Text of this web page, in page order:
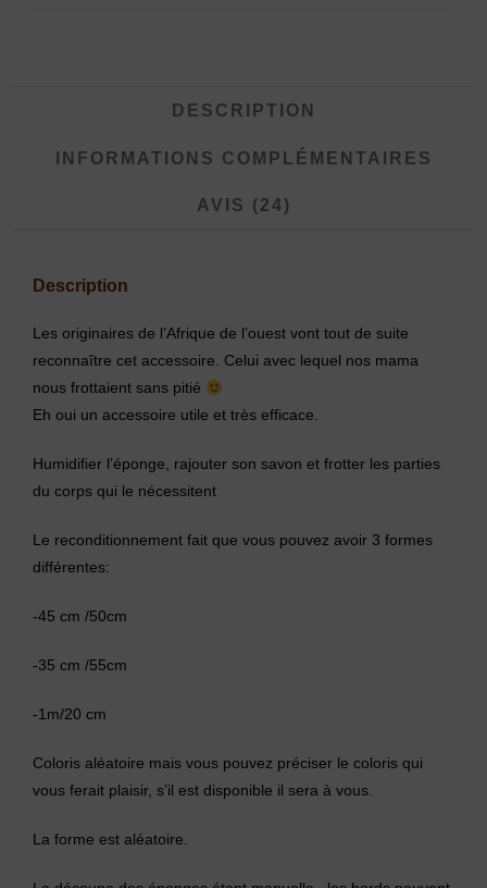
DESCRIPTION
INFORMATIONS COMPLÉMENTAIRES
AVIS (24)
Description
Les originaires de l’Afrique de l’ouest vont tout de suite
reconnaître cet accessoire. Celui avec lequel nos mama
nous frottaient sans pitié
Eh oui un accessoire utile et très efficace.
Humidifier l’éponge, rajouter son savon et frotter les parties
du corps qui le nécessitent
Le reconditionnement fait que vous pouvez avoir 3 formes
différentes:
-45 cm /50cm
-35 cm /55cm
-1m/20 cm
Coloris aléatoire mais vous pouvez préciser le coloris qui
vous ferait plaisir, s’il est disponible il sera à vous.
La forme est aléatoire.